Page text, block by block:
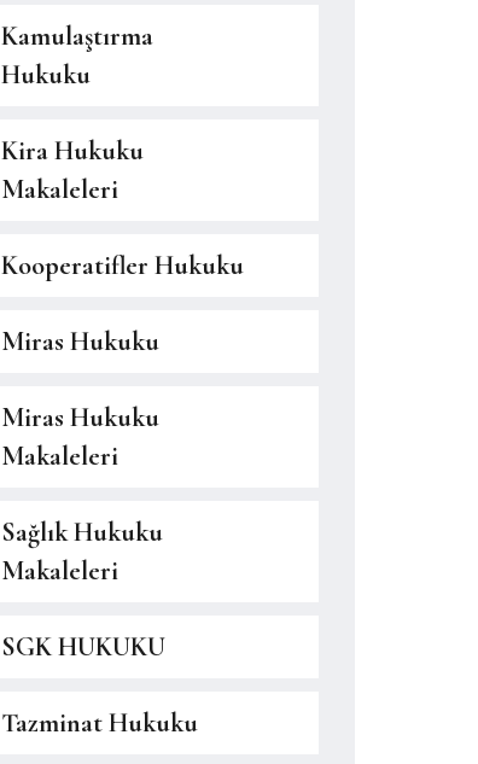
Kamulaştırma
Hukuku
Kira Hukuku
Makaleleri
Kooperatifler Hukuku
Miras Hukuku
Miras Hukuku
Makaleleri
Sağlık Hukuku
Makaleleri
SGK HUKUKU
Tazminat Hukuku